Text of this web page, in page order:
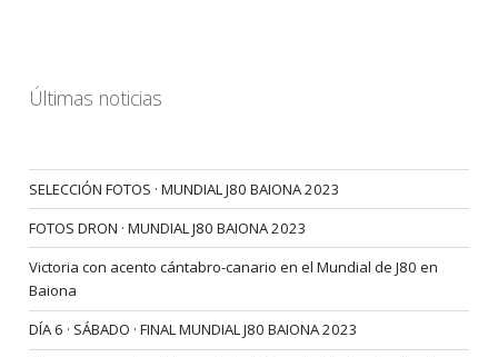
Últimas noticias
SELECCIÓN FOTOS · MUNDIAL J80 BAIONA 2023
FOTOS DRON · MUNDIAL J80 BAIONA 2023
Victoria con acento cántabro-canario en el Mundial de J80 en
Baiona
DÍA 6 · SÁBADO · FINAL MUNDIAL J80 BAIONA 2023